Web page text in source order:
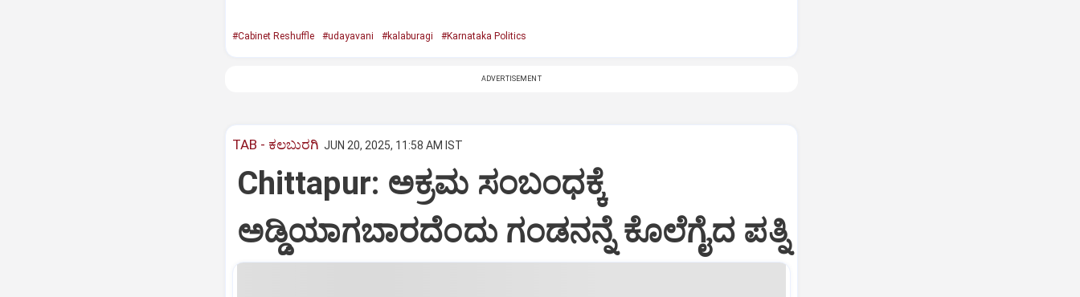
#Cabinet Reshuffle #udayavani #kalaburagi #Karnataka Politics
ADVERTISEMENT
TAB - ಕಲಬುರಗಿ JUN 20, 2025, 11:58 AM IST
Chittapur: ಅಕ್ರಮ ಸಂಬಂಧಕ್ಕೆ
ಅಡ್ಡಿಯಾಗಬಾರದೆಂದು ಗಂಡನನ್ನೆ ಕೊಲೆಗೈದ ಪತ್ನಿ